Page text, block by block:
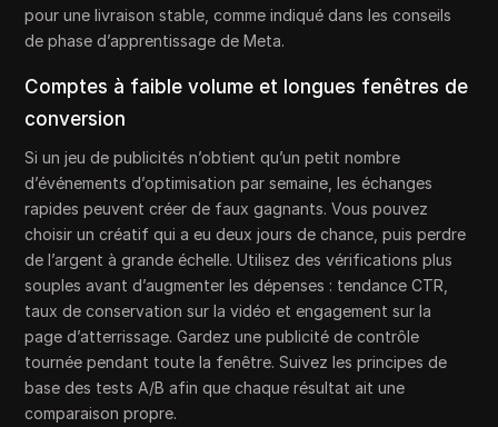
pour une livraison stable, comme indiqué dans les conseils
de phase d’apprentissage de Meta.
Comptes à faible volume et longues fenêtres de
conversion
Si un jeu de publicités n’obtient qu’un petit nombre
d’événements d’optimisation par semaine, les échanges
rapides peuvent créer de faux gagnants. Vous pouvez
choisir un créatif qui a eu deux jours de chance, puis perdre
de l’argent à grande échelle. Utilisez des vérifications plus
souples avant d’augmenter les dépenses : tendance CTR,
taux de conservation sur la vidéo et engagement sur la
page d’atterrissage. Gardez une publicité de contrôle
tournée pendant toute la fenêtre. Suivez les principes de
base des tests A/B afin que chaque résultat ait une
comparaison propre.